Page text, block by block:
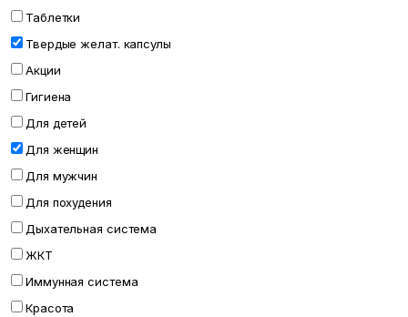
Таблетки
Твердые желат. капсулы
Акции
Гигиена
Для детей
Для женщин
Для мужчин
Для похудения
Дыхательная система
ЖКТ
Иммунная система
Красота